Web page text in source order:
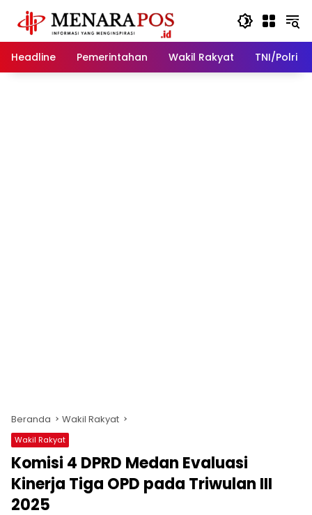
konten
Headline
Pemerintahan Wakil Rakyat TNI/Polri
Beranda Wakil Rakyat
Wakil Rakyat
Komisi 4 DPRD Medan Evaluasi
Kinerja Tiga OPD pada Triwulan III
2025